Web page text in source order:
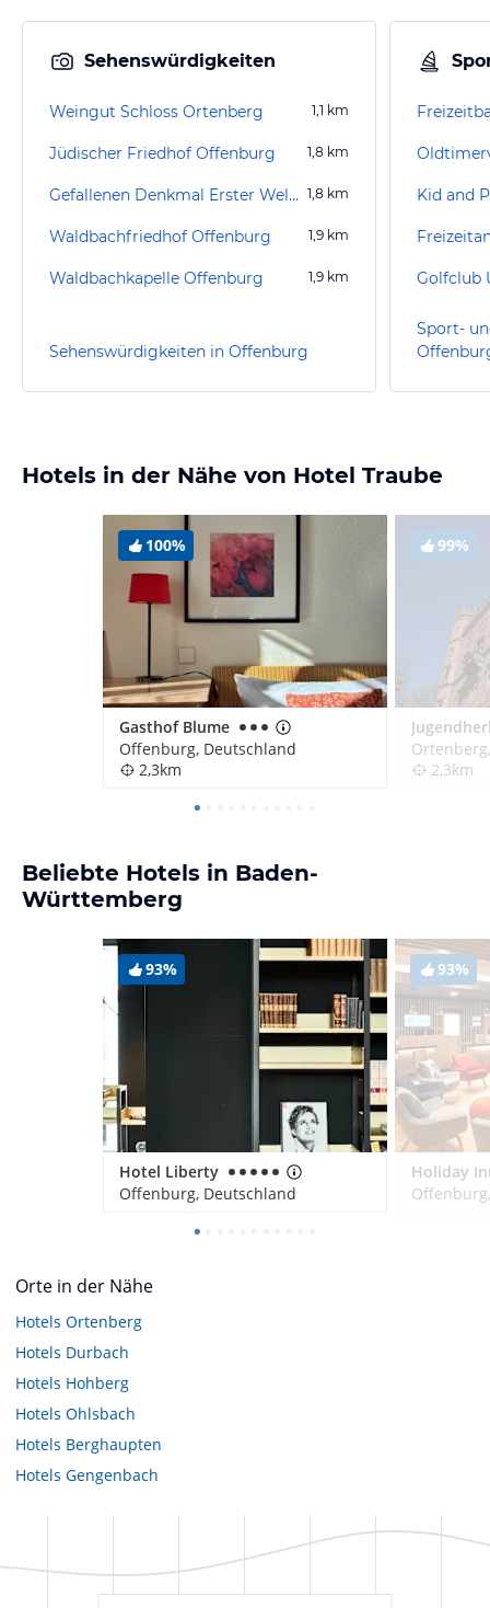
Sehenswürdigkeiten
Weingut Schloss Ortenberg 1,1 km
Jüdischer Friedhof Offenburg 1,8 km
Gefallenen Denkmal Erster Weltkrieg Offenburg 1,8 km
Waldbachfriedhof Offenburg 1,9 km
Waldbachkapelle Offenburg 1,9 km
Sehenswürdigkeiten in Offenburg
Kid and
Golfclub
Sport-
Hotels in der Nähe von Hotel Traube
100%
Gasthof Blume
Offenburg, Deutschland
2,3km
99%
2,3km
Beliebte Hotels in Baden-
Württemberg
93%
Hotel Liberty
Offenburg, Deutschland
93%
Orte in der Nähe
Hotels Ortenberg
Hotels Durbach
Hotels Hohberg
Hotels Ohlsbach
Hotels Berghaupten
Hotels Gengenbach